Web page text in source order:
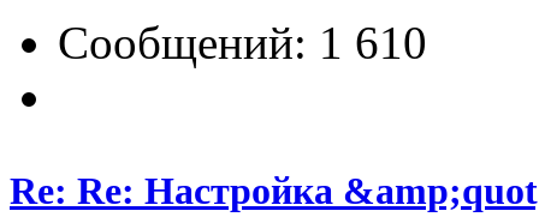
Сообщений: 1 610
Re: Re: Настройка